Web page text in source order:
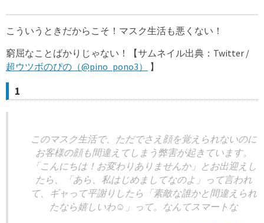
こういうときだからこそ！マスク生活も悪くない！
窮屈なことばかりじゃない！【サムネイル出典：Twitter /
超ウツボのぴの（@pino_pono3）
】
1
このマスク生活で、ただでさえ顔を覚えられないのに
お客様の顔も間違えてしまう弊害が起きています。
「こんにちは！お変わりありませんか」とお出迎えし
たら、「あら、私はじめましてなのよ」って言われ
て、ギャって平謝りしたら「素敵な誰かと間違えられ
たなら嬉しいわ☺」って。なんてスマートな